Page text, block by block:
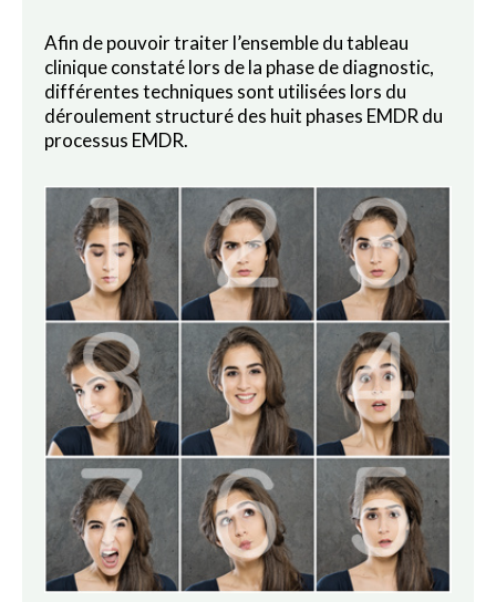
Afin de pouvoir traiter l’ensemble du tableau
clinique constaté lors de la phase de diagnostic,
différentes techniques sont utilisées lors du
déroulement structuré des huit phases EMDR du
processus EMDR.